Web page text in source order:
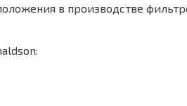
в производстве